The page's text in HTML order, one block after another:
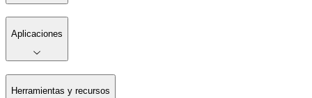
Aplicaciones
Herramientas y recursos